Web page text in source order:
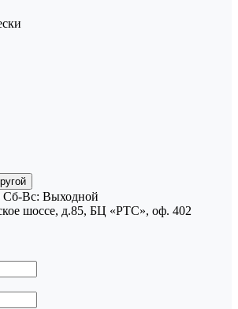
Cб-Вс: Выходной
шоссе, д.85, БЦ «РТС», оф. 402